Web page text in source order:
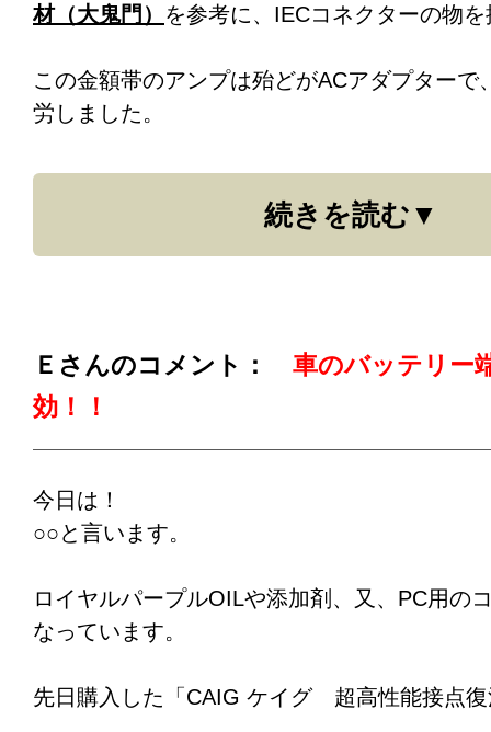
材（大鬼門） を参考に、IECコネクターの物
この金額帯のアンプは殆どがACアダプターで
労しました。
本体価格も￥13,999と私でも手が出せる金額
255-A Bluetooth 5.0と言うアンプです。
WATTGATEケーブルに交換し新型重鉄タッ
越重鉄タップ」・六個口に差し込みんだとこ
まるで別のアンプです。
が擦れているような音と抵抗感がありました
6を以前教えて頂いた、小型アンプDTA-120に
続きを読む
Ｅさんのコメント： 車のバッテリー
効！！
今日は！
○○と言います。
ロイヤルパープルOILや添加剤、又、PC用の
なっています。
先日購入した「CAIG ケイグ 超高性能接点